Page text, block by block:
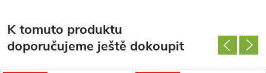
K tomuto produktu
doporučujeme ještě dokoupit